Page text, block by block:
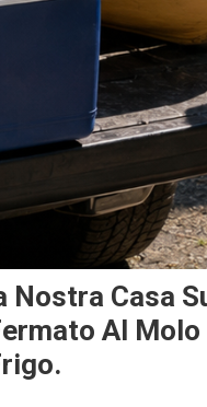
Nostra Casa
Al